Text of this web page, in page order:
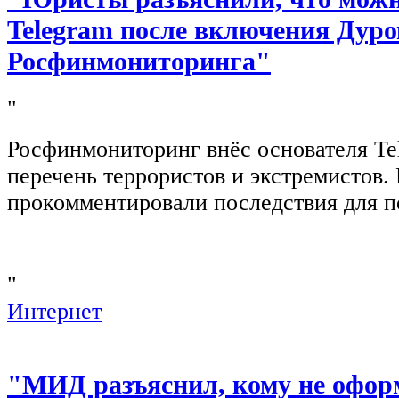
Telegram после включения
Росфинмониторинга"
"
Росфинмониторинг внёс основателя
перечень террористов и
прокомментировали последствия для
"
Интернет
"МИД разъяснил, кому не